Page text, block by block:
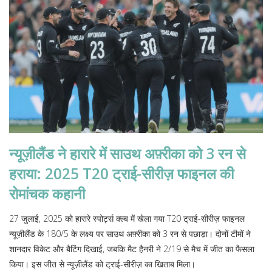
न्यूज़ीलैंड ने हारारे में साउथ अफ़्रीका को 3 रन से
हराया: 2025 T20 ट्राई-सीरीज़ फाइनल की
रोमांचक कहानी
27 जुलाई, 2025 को हारारे स्पोर्ट्स क्ल्ब में खेला गया T20 ट्राई-सीरीज़ फाइनल
न्यूज़ीलैंड के 180/5 के लक्ष्य पर साउथ अफ़्रीका को 3 रन से पछाड़ा। दोनों टीमों ने
शानदार विकेट और बैटिंग दिखाई, जबकि मैट हैनरी ने 2/19 से मैच में जीत का फैसला
किया। इस जीत से न्यूज़ीलैंड को ट्राई-सीरीज़ का खिताब मिला।